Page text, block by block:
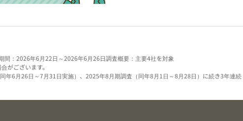
間：2026年6月22日～2026年6月26日調査概要：主要4社を対象
がございます。
6月26日～7月31日実施）、2025年8月期調査（同年8月1日～8月28日）に続き3年連続